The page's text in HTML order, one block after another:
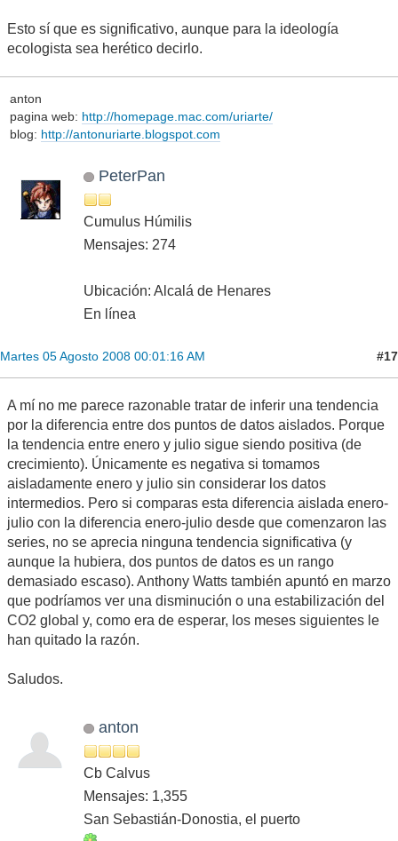
Esto sí que es significativo, aunque para la ideología
ecologista sea herético decirlo.
anton
pagina web: http://homepage.mac.com/uriarte/
blog: http://antonuriarte.blogspot.com
PeterPan
Cumulus Húmilis
Mensajes: 274
Ubicación: Alcalá de Henares
En línea
Martes 05 Agosto 2008 00:01:16 AM #17
A mí no me parece razonable tratar de inferir una tendencia
por la diferencia entre dos puntos de datos aislados. Porque
la tendencia entre enero y julio sigue siendo positiva (de
crecimiento). Únicamente es negativa si tomamos
aisladamente enero y julio sin considerar los datos
intermedios. Pero si comparas esta diferencia aislada enero-
julio con la diferencia enero-julio desde que comenzaron las
series, no se aprecia ninguna tendencia significativa (y
aunque la hubiera, dos puntos de datos es un rango
demasiado escaso). Anthony Watts también apuntó en marzo
que podríamos ver una disminución o una estabilización del
CO2 global y, como era de esperar, los meses siguientes le
han quitado la razón.
Saludos.
anton
Cb Calvus
Mensajes: 1,355
San Sebastián-Donostia, el puerto